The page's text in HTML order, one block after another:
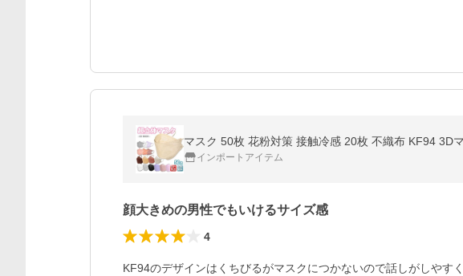
マスク 50枚 花粉対策 接触冷感 20枚 不織布 KF94 3D
インポートアイテム
顔大きめの男性でもいけるサイズ感
4
KF94のデザインはくちびるがマスクにつかないので話しがしやす